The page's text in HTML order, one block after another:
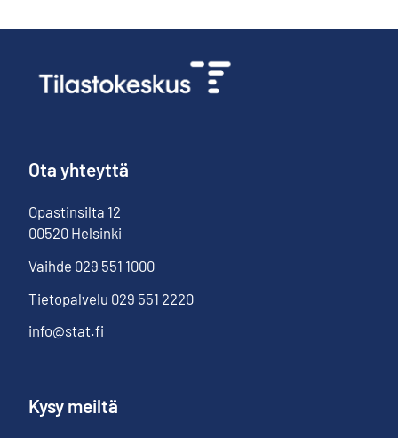
Ota yhteyttä
Opastinsilta 12
00520 Helsinki
Vaihde 029 551 1000
Tietopalvelu 029 551 2220
info@stat.fi
Kysy meiltä